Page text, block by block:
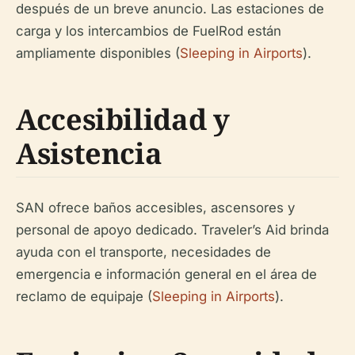
después de un breve anuncio. Las estaciones de
carga y los intercambios de FuelRod están
ampliamente disponibles (Sleeping in Airports).
Accesibilidad y
Asistencia
SAN ofrece baños accesibles, ascensores y
personal de apoyo dedicado. Traveler’s Aid brinda
ayuda con el transporte, necesidades de
emergencia e información general en el área de
reclamo de equipaje (Sleeping in Airports).